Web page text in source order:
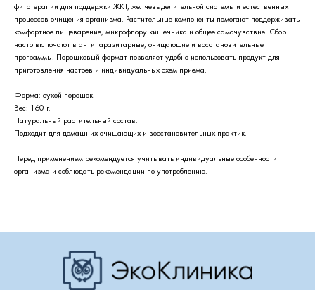
фитотерапии для поддержки ЖКТ, желчевыделительной системы и естественных
процессов очищения организма. Растительные компоненты помогают поддерживать
комфортное пищеварение, микрофлору кишечника и общее самочувствие. Сбор
часто включают в антипаразитарные, очищающие и восстановительные
программы. Порошковый формат позволяет удобно использовать продукт для
приготовления настоев и индивидуальных схем приёма.
Форма: сухой порошок.
Вес: 160 г.
Натуральный растительный состав.
Подходит для домашних очищающих и восстановительных практик.
Перед применением рекомендуется учитывать индивидуальные особенности
организма и соблюдать рекомендации по употреблению.